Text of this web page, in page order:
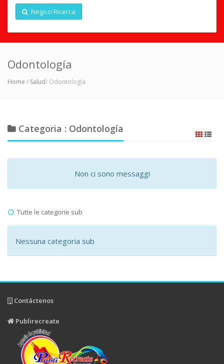
Negozi Ricerca
Odontología
Home / Salud/ Odontología
Categoria : Odontología
Non ci sono messaggi
Tutte le categorie sub
Nessuna categoria sub
Contáctenos
Publirecreate